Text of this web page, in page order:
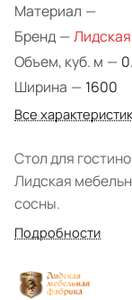
Материал —
Бренд —
Объем, куб. м —
Ширина — 1600
Все
Стол для
Лидская
сосны.
Подробности